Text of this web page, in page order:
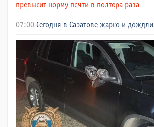
превысит норму почти в полтора раза
07:00 Сегодня в Саратове жарко и